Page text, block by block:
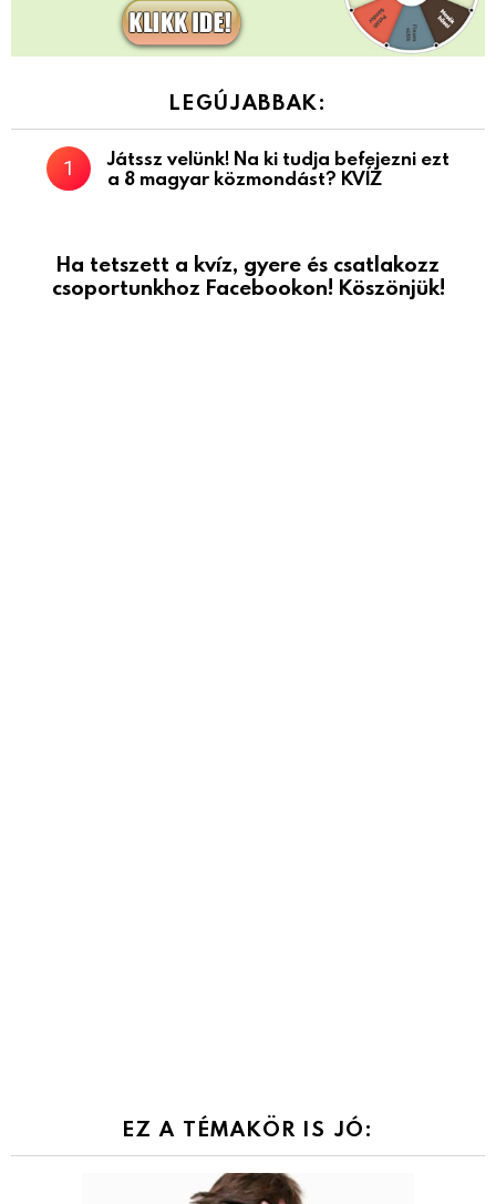
LEGÚJABBAK:
Játssz velünk! Na ki tudja befejezni ezt
a 8 magyar közmondást? KVÍZ
Ha tetszett a kvíz, gyere és csatlakozz
csoportunkhoz Facebookon! Köszönjük!
EZ A TÉMAKÖR IS JÓ: